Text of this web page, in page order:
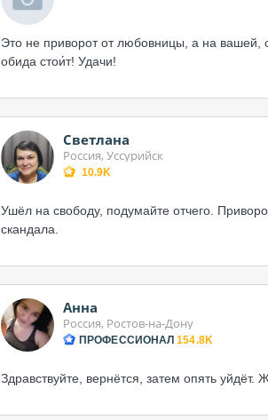
Это не приворот от любовницы, а на вашей,
обида стои́т! Удачи!
Светлана
Россия, Уссурийск
10.9K
Ушёл на свободу, подумайте отчего.
скандала.
Анна
Россия, Ростов-на-Дону
ПРОФЕССИОНАЛ 154.8K
Здравствуйте, вернётся, затем опять